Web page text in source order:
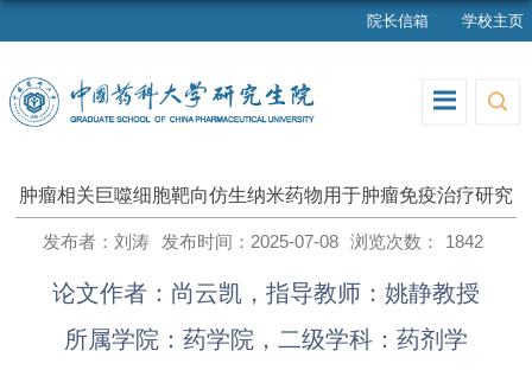
学校主页
院长信箱
肿瘤相关巨噬细胞靶向仿生纳米药物用于肿瘤免疫治疗研究
发布者：刘涛 发布时间：2025-07-08 浏览次数： 1842
论文作者：尚云凯，指导教师：姚静教授
所属学院：药学院，二级学科：药剂学